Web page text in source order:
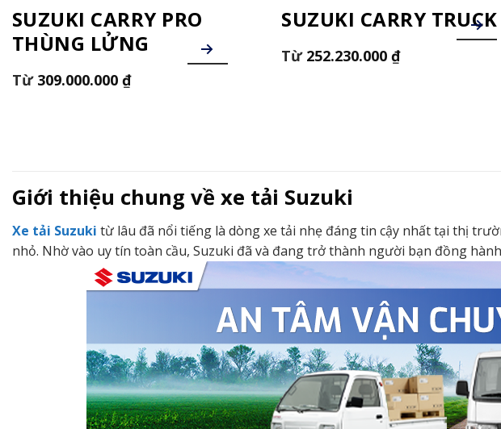
SUZUKI CARRY PRO
THÙNG LỬNG
309.000.000 ₫
SUZUKI CARRY TRUCK
252.230.000₫
Giới thiệu chung về xe tải Suzuki
Xe tải Suzuki từ lâu đã nổi tiếng là dòng xe tải nhẹ đáng tin cậy nhất tại thị
nhỏ. Nhờ vào uy tín toàn cầu, Suzuki đã và đang trở thành người bạn đồng